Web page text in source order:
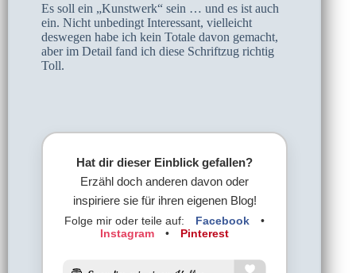
Es soll ein „Kunstwerk“ sein … und es ist auch
ein. Nicht unbedingt Interessant, vielleicht
deswegen habe ich kein Totale davon gemacht,
aber im Detail fand ich diese Schriftzug richtig
Toll.
Hat dir dieser Einblick gefallen?
Erzähl doch anderen davon oder
inspiriere sie für ihren eigenen Blog!
Folge mir oder teile auf: Facebook
•
Instagram
• Pinterest